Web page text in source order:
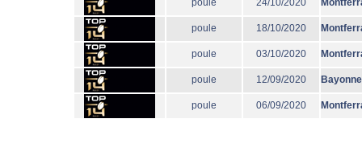
poule 24/10/2020
poule 18/10/2020
poule 03/10/2020
poule 12/09/2020 Bayonne
poule 06/09/2020